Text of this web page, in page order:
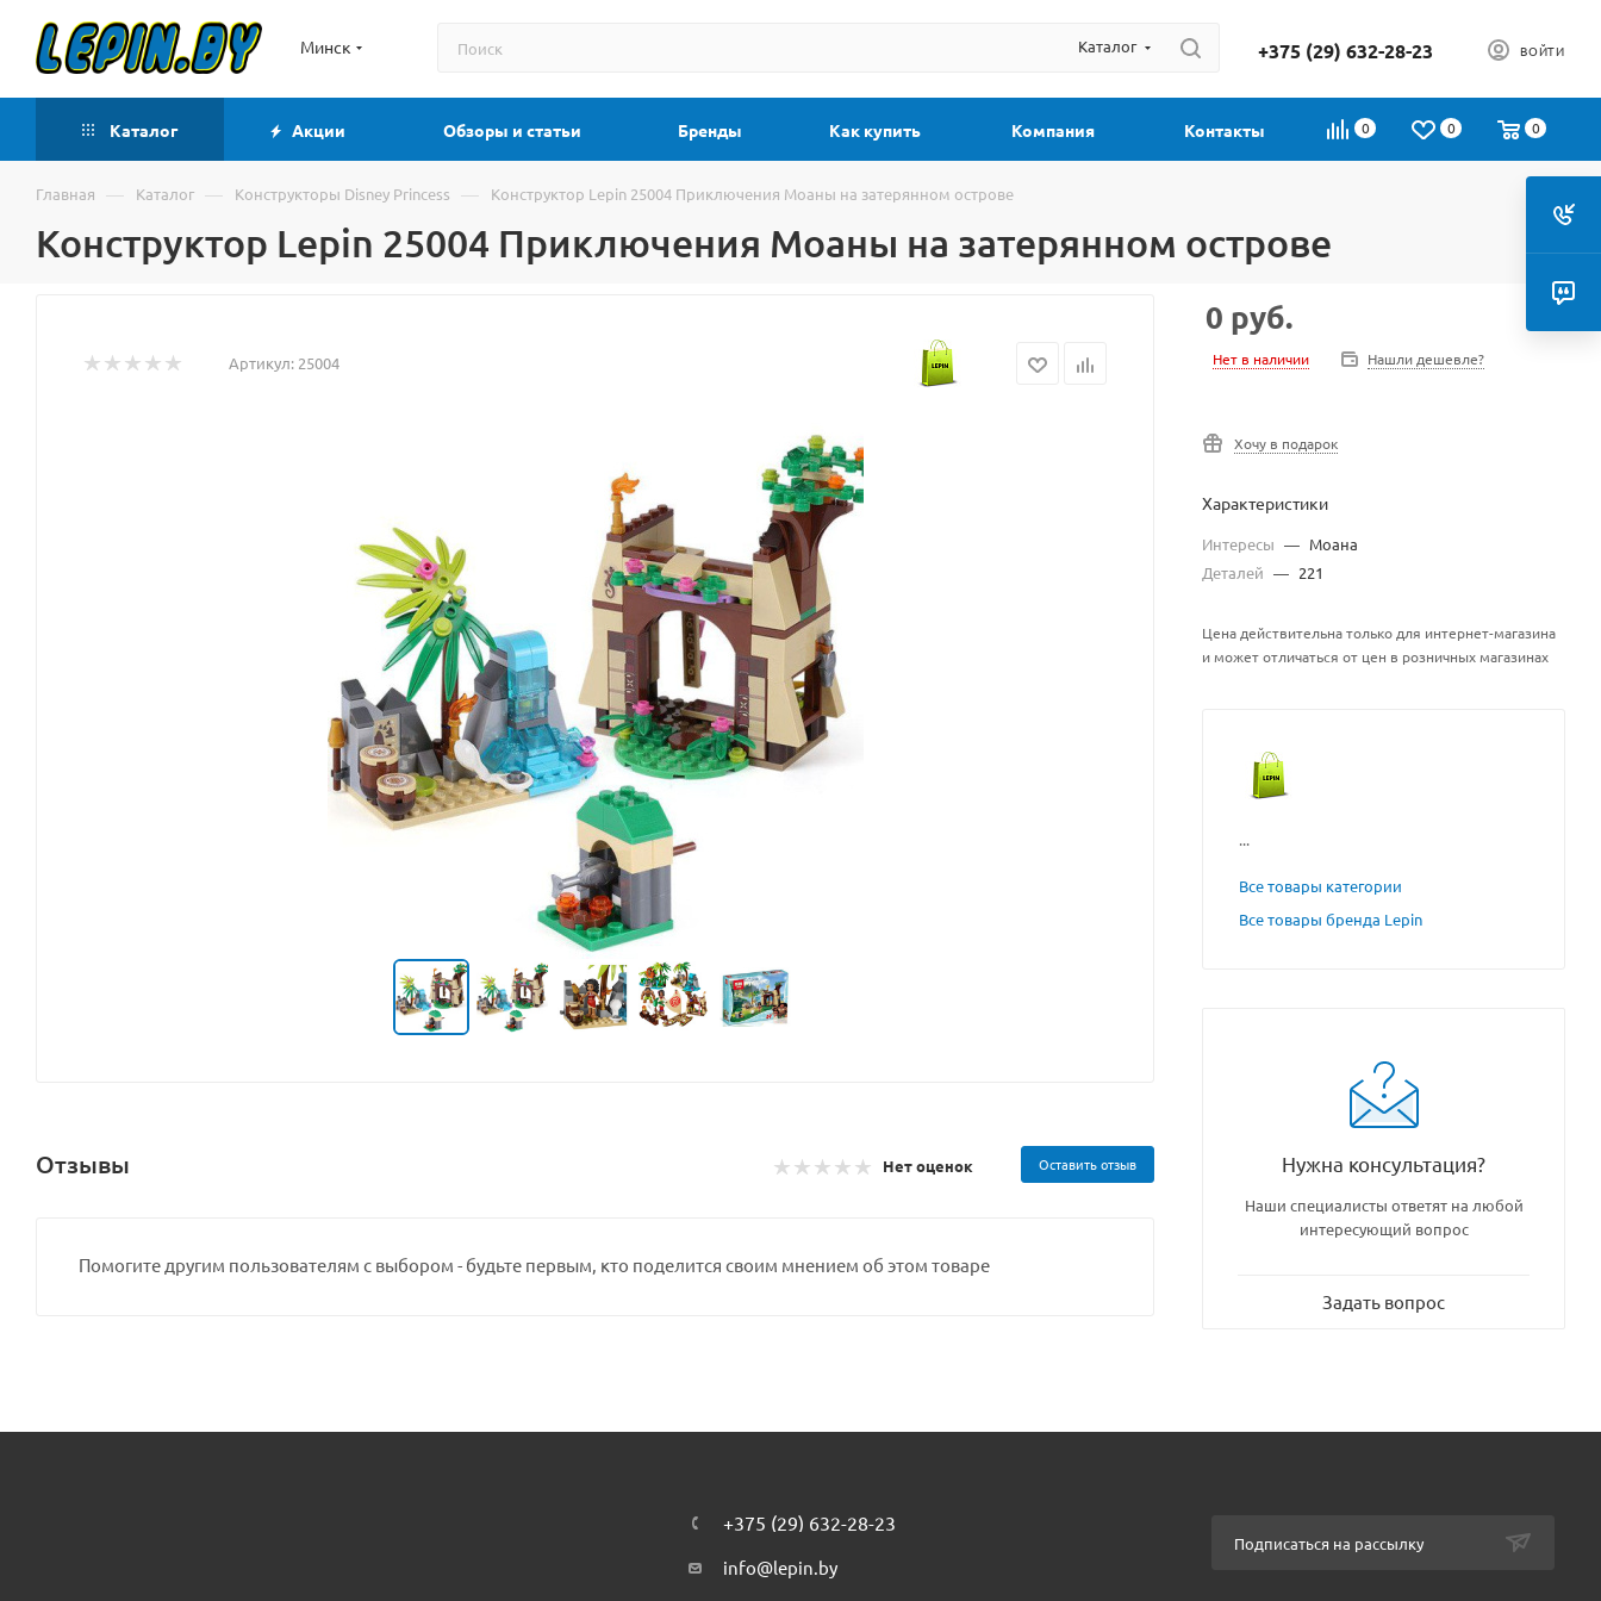
Минск Каталог +375 (29) 632-28-23 ВОЙТИ
0 0 0
Каталог Акции Обзоры и статьи Бренды Как купить Компания Контакты
Главная — Каталог — Конструкторы Disney Princess — Конструктор Lepin 25004 Приключения Моаны на затерянном острове
Конструктор Lepin 25004 Приключения Моаны на затерянном острове
Артикул: 25004
Отзывы Нет оценок Оставить отзыв
Помогите другим пользователям с выбором - будьте первым, кто поделится своим мнением об этом товаре
0 руб.
Нет в наличии Нашли дешевле?
Хочу в подарок
Характеристики
Интересы — Моана
Деталей — 221
Цена действительна только для интернет-магазина
и может отличаться от цен в розничных магазинах
...
Все товары категории
Все товары бренда Lepin
Нужна консультация?
Наши специалисты ответят на любой
интересующий вопрос
Задать вопрос
+375 (29) 632-28-23
info@lepin.by
Подписаться на рассылку